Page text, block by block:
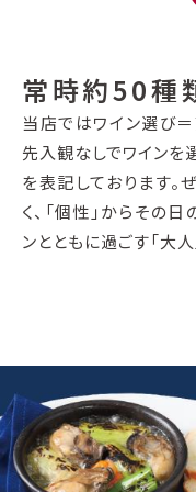
常時約50種
当店ではワイン選び
先入観なしでワインを
を表記しております。
く、「個性」からその
ンとともに過ごす「大